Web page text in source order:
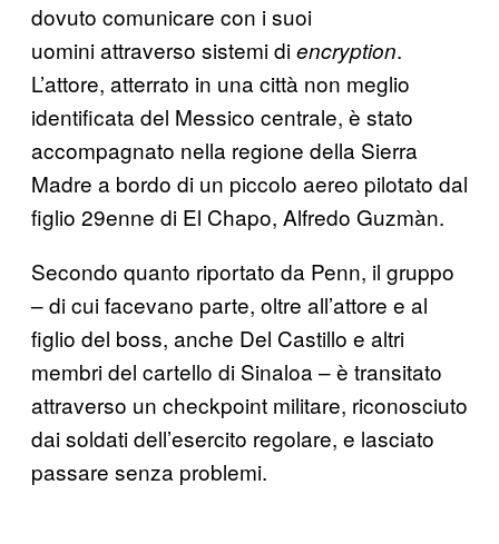
dovuto comunicare con i suoi
uomini attraverso sistemi diencryption.
L’attore, atterrato in una città non meglio
identificata del Messico centrale, è stato
accompagnato nella regione della Sierra
Madre a bordo di un piccolo aereo pilotato dal
figlio 29enne di El Chapo, Alfredo Guzmàn.
Secondo quanto riportato da Penn, il gruppo
– di cui facevano parte, oltre all’attore e al
figlio del boss, anche Del Castillo e altri
membri del cartello di Sinaloa – è transitato
attraverso un checkpoint militare, riconosciuto
dai soldati dell’esercito regolare, e lasciato
passare senza problemi.